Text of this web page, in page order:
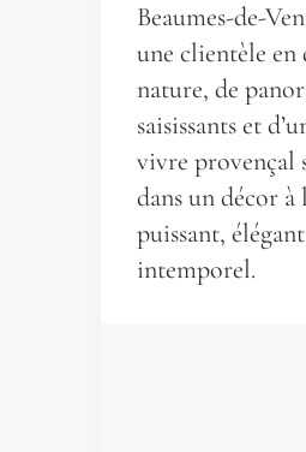
Beaumes-de-
une clientèle en
nature, de
saisissants et
vivre provençal
dans un décor à
puissant,
intemporel.